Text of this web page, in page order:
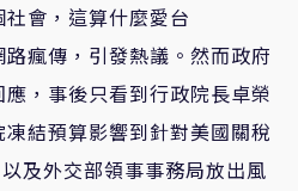
會，這算什麼愛台
瘋傳，引發熱議。然而政府
，事後只看到行政院長卓榮
結預算影響到針對美國關稅
及外交部領事事務局放出風